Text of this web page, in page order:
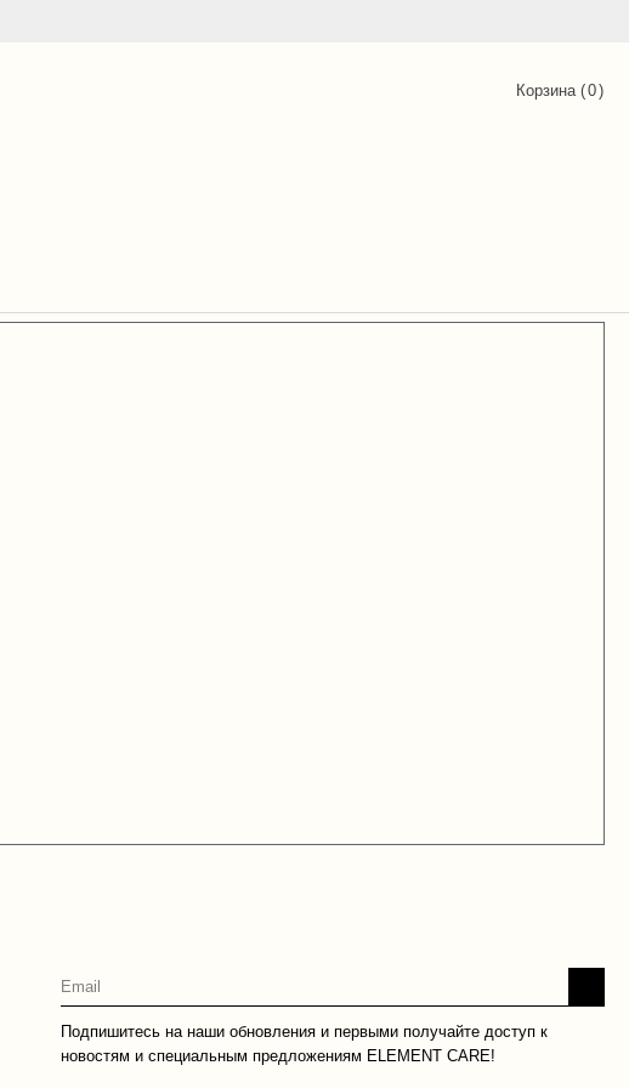
Корзина (0)
Подпишитесь на наши обновления и первыми получайте доступ к
новостям и специальным предложениям ELEMENT CARE!